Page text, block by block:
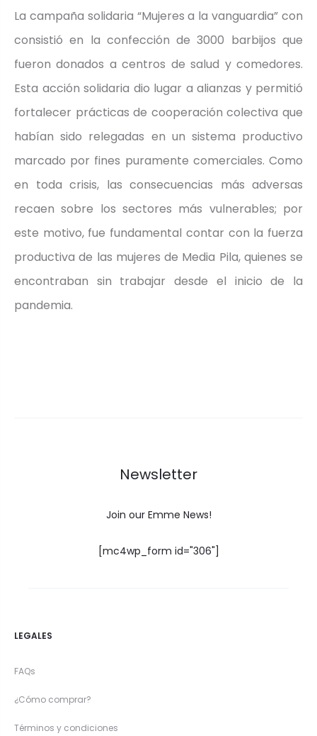
La campaña solidaria “Mujeres a la vanguardia” con
consistió en la confección de 3000 barbijos que
fueron donados a centros de salud y comedores.
Esta acción solidaria dio lugar a alianzas y permitió
fortalecer prácticas de cooperación colectiva que
habían sido relegadas en un sistema productivo
marcado por fines puramente comerciales. Como
en toda crisis, las consecuencias más adversas
recaen sobre los sectores más vulnerables; por
este motivo, fue fundamental contar con la fuerza
productiva de las mujeres de Media Pila, quienes se
encontraban sin trabajar desde el inicio de la
pandemia.
Newsletter
Join our Emme News!
[mc4wp_form id="306"]
LEGALES
FAQs
¿Cómo comprar?
Términos y condiciones